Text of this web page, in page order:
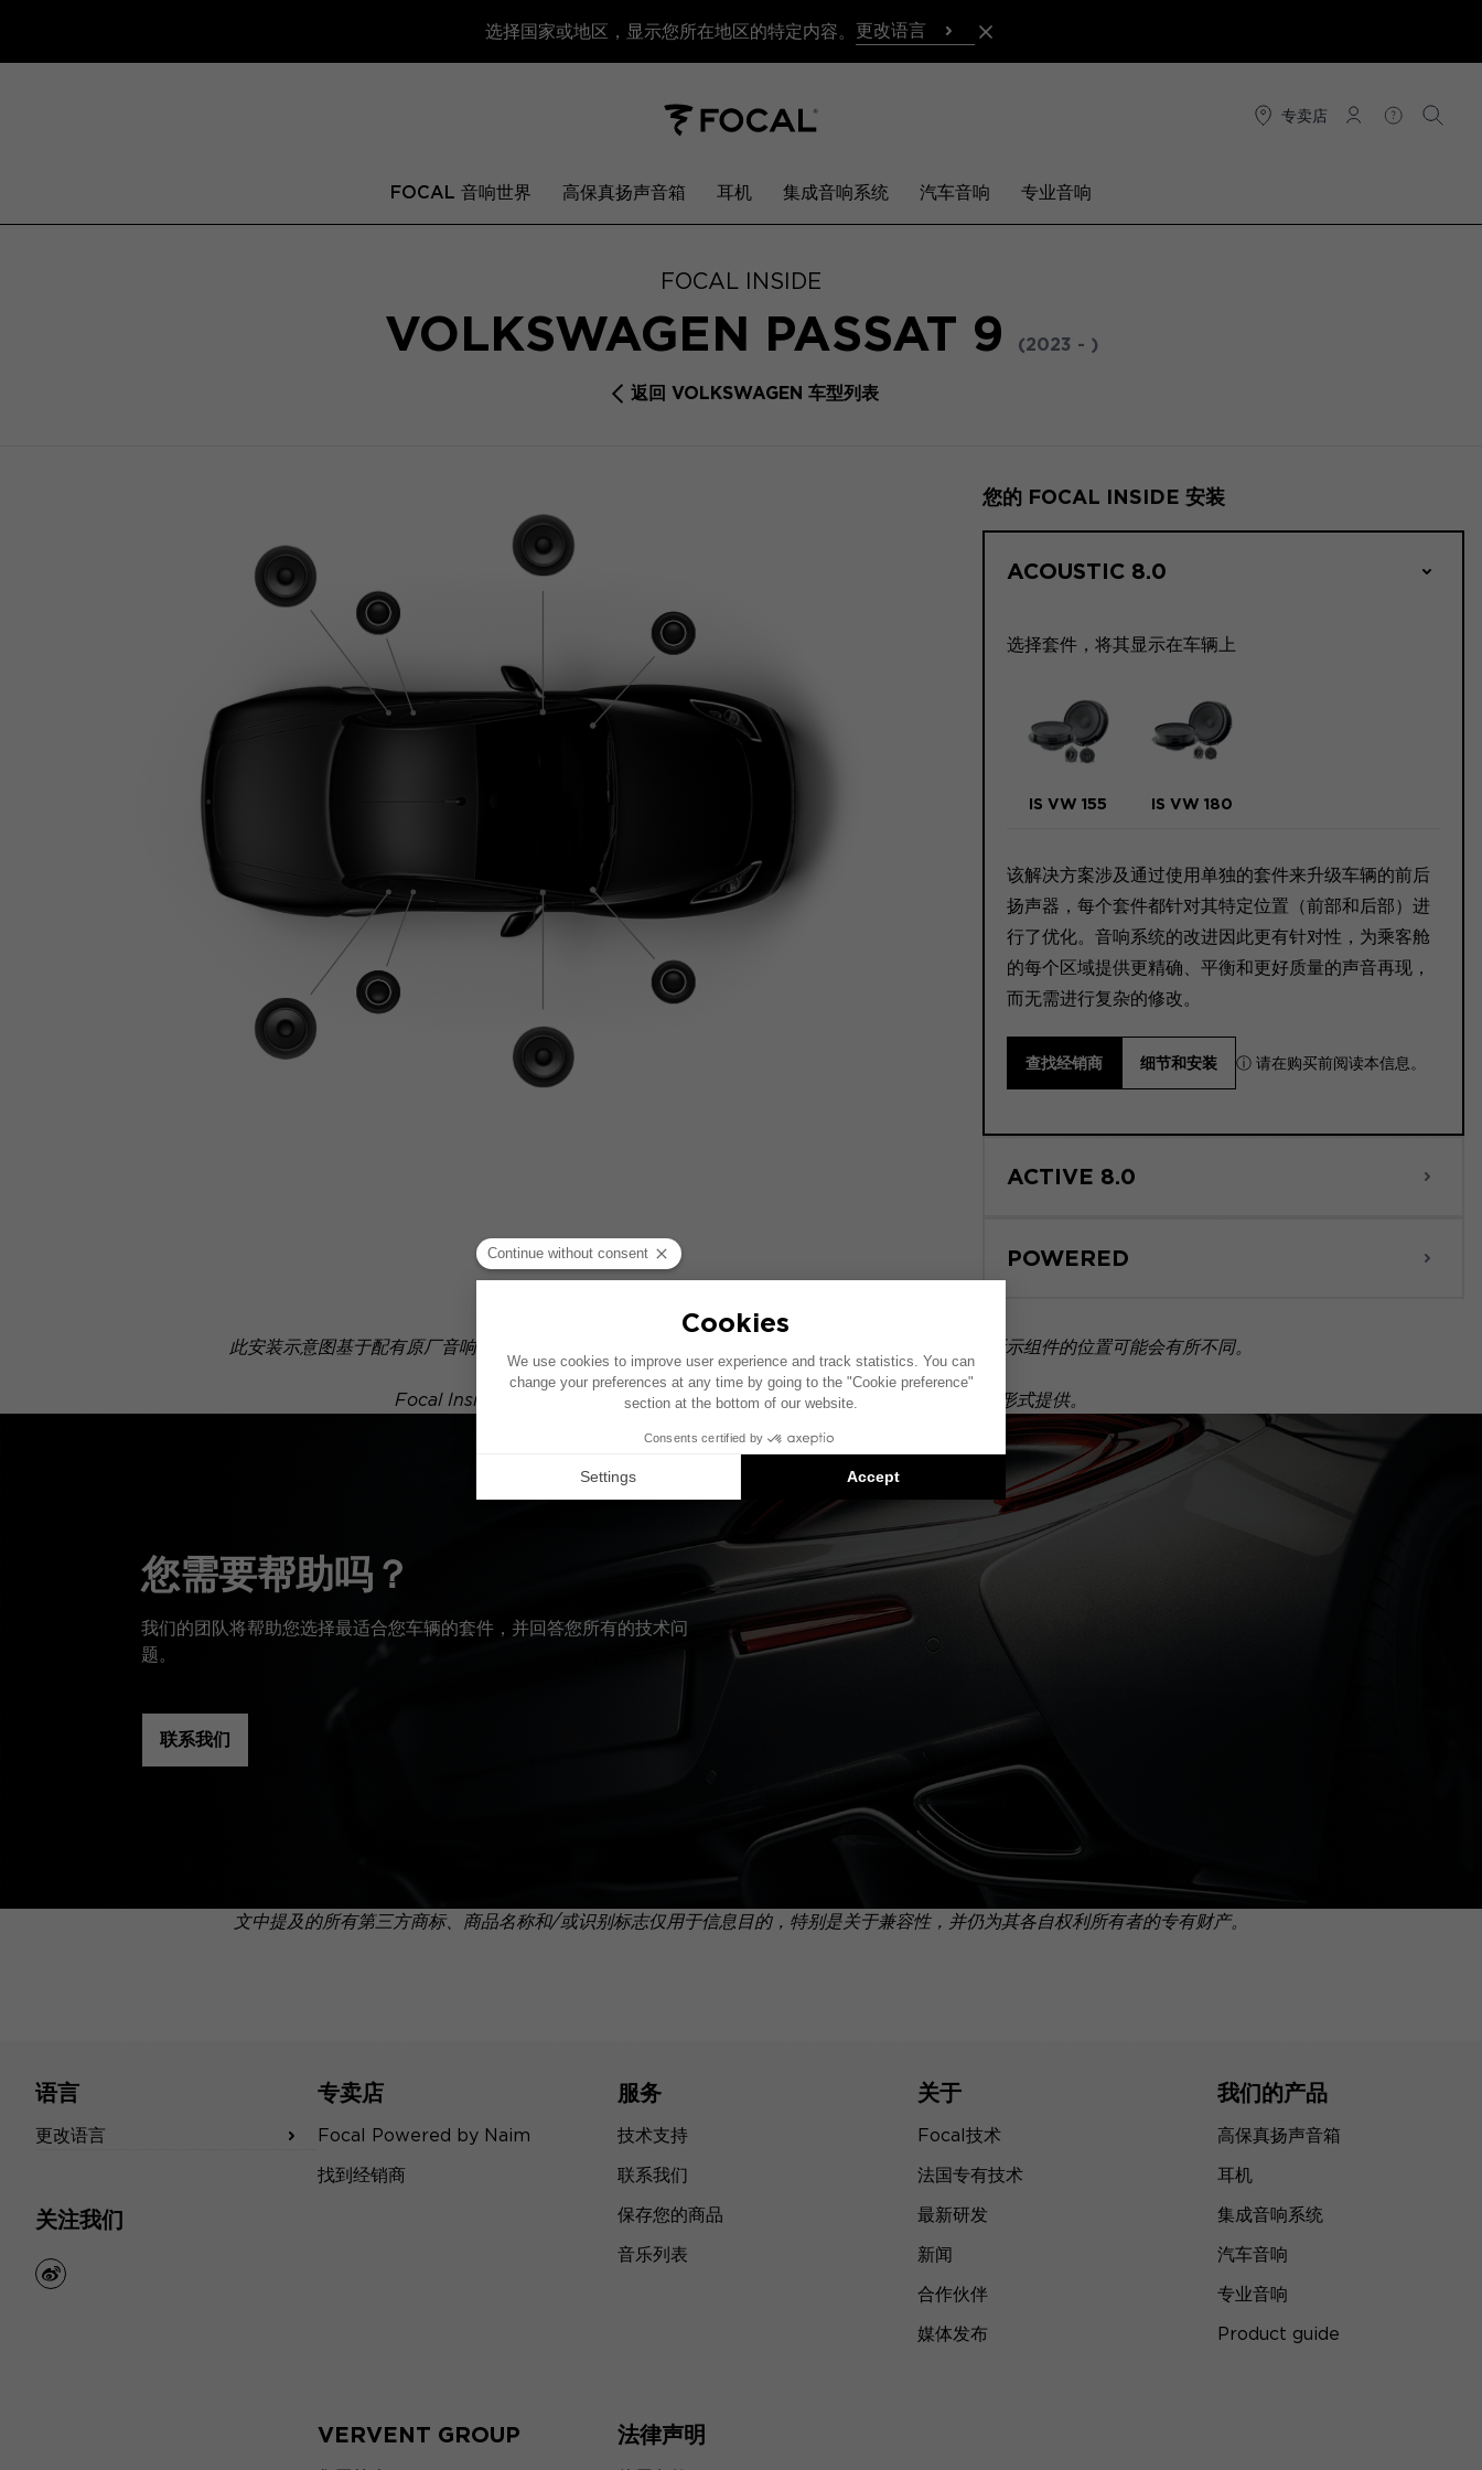
选择国家或地区，显示您所在地区的特定内容。 更改语言
专卖店
连接 帮助 搜索
FOCAL 音响世界 高保真扬声音箱 耳机 集成音响系统 汽车音响 专业音响
FOCAL INSIDE
VOLKSWAGEN PASSAT 9 (2023 - )
返回 VOLKSWAGEN 车型列表
您的 FOCAL INSIDE 安装
ACOUSTIC 8.0
选择套件，将其显示在车辆上
IS VW 155 IS VW 180
该解决方案涉及通过使用单独的套件来升级车辆的前后
扬声器，每个套件都针对其特定位置（前部和后部）进
行了优化。音响系统的改进因此更有针对性，为乘客舱
的每个区域提供更精确、平衡和更好质量的声音再现，
而无需进行复杂的修改。
查找经销商 细节和安装 ⓘ 请在购买前阅读本信息。
ACTIVE 8.0
POWERED
此安装示意图基于配有原厂音响系统的车辆绘制。如果您的车辆配有特定的高保真选装配置，图中所示组件的位置可能会有所不同。
Focal Inside 安装方案是兼容产品的推荐：每个组件均单独销售，并非以套装形式提供。
您需要帮助吗？
我们的团队将帮助您选择最适合您车辆的套件，并回答您所有的技术问
题。
联系我们
文中提及的所有第三方商标、商品名称和/或识别标志仅用于信息目的，特别是关于兼容性，并仍为其各自权利所有者的专有财产。
语言
更改语言
关注我们
weibo
专卖店
Focal Powered by Naim
找到经销商
服务
技术支持
联系我们
保存您的商品
音乐列表
关于
Focal技术
法国专有技术
最新研发
新闻
合作伙伴
媒体发布
我们的产品
高保真扬声音箱
耳机
集成音响系统
汽车音响
专业音响
Product guide
VERVENT GROUP 法律声明